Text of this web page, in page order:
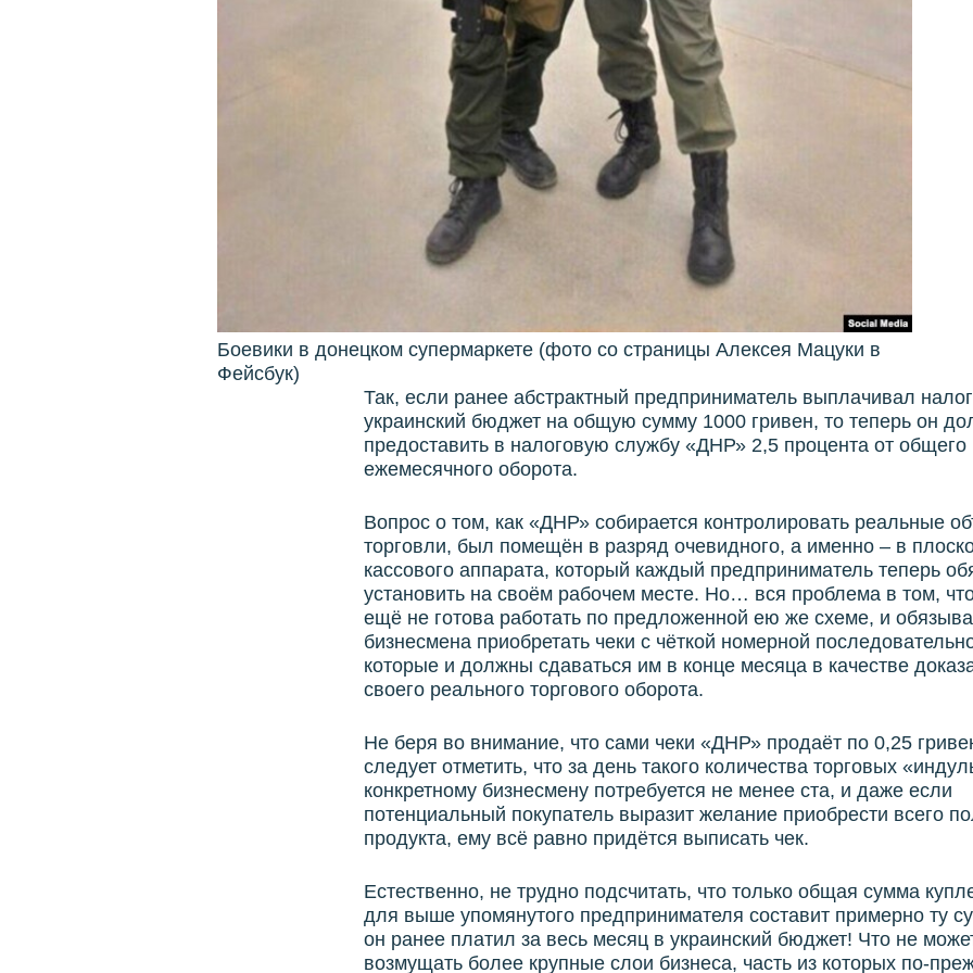
Боевики в донецком супермаркете (фото со страницы Алексея Мацуки в
Фейсбук)
Так, если ранее абстрактный предприниматель выплачивал
украинский бюджет на общую сумму 1000 гривен, то теперь он
предоставить в налоговую службу «ДНР» 2,5 процента от общего
ежемесячного оборота.
Вопрос о том, как «ДНР» собирается контролировать реальные
торговли, был помещён в разряд очевидного, а именно – в
кассового аппарата, который каждый предприниматель теперь
установить на своём рабочем месте. Но… вся проблема в том,
ещё не готова работать по предложенной ею же схеме, и
бизнесмена приобретать чеки с чёткой номерной
которые и должны сдаваться им в конце месяца в качестве
своего реального торгового оборота.
Не беря во внимание, что сами чеки «ДНР» продаёт по 0,25
следует отметить, что за день такого количества торговых
конкретному бизнесмену потребуется не менее ста, и даже если
потенциальный покупатель выразит желание приобрести всего
продукта, ему всё равно придётся выписать чек.
Естественно, не трудно подсчитать, что только общая сумма
для выше упомянутого предпринимателя составит примерно ту
он ранее платил за весь месяц в украинский бюджет! Что не
возмущать более крупные слои бизнеса, часть из которых по-